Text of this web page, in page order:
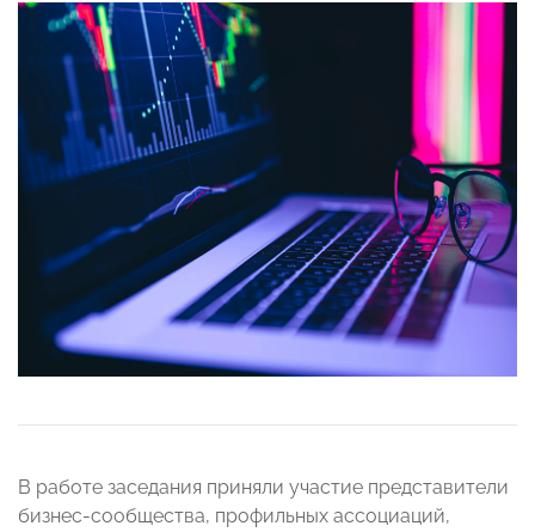
В работе заседания приняли участие представители
бизнес-сообщества, профильных ассоциаций,